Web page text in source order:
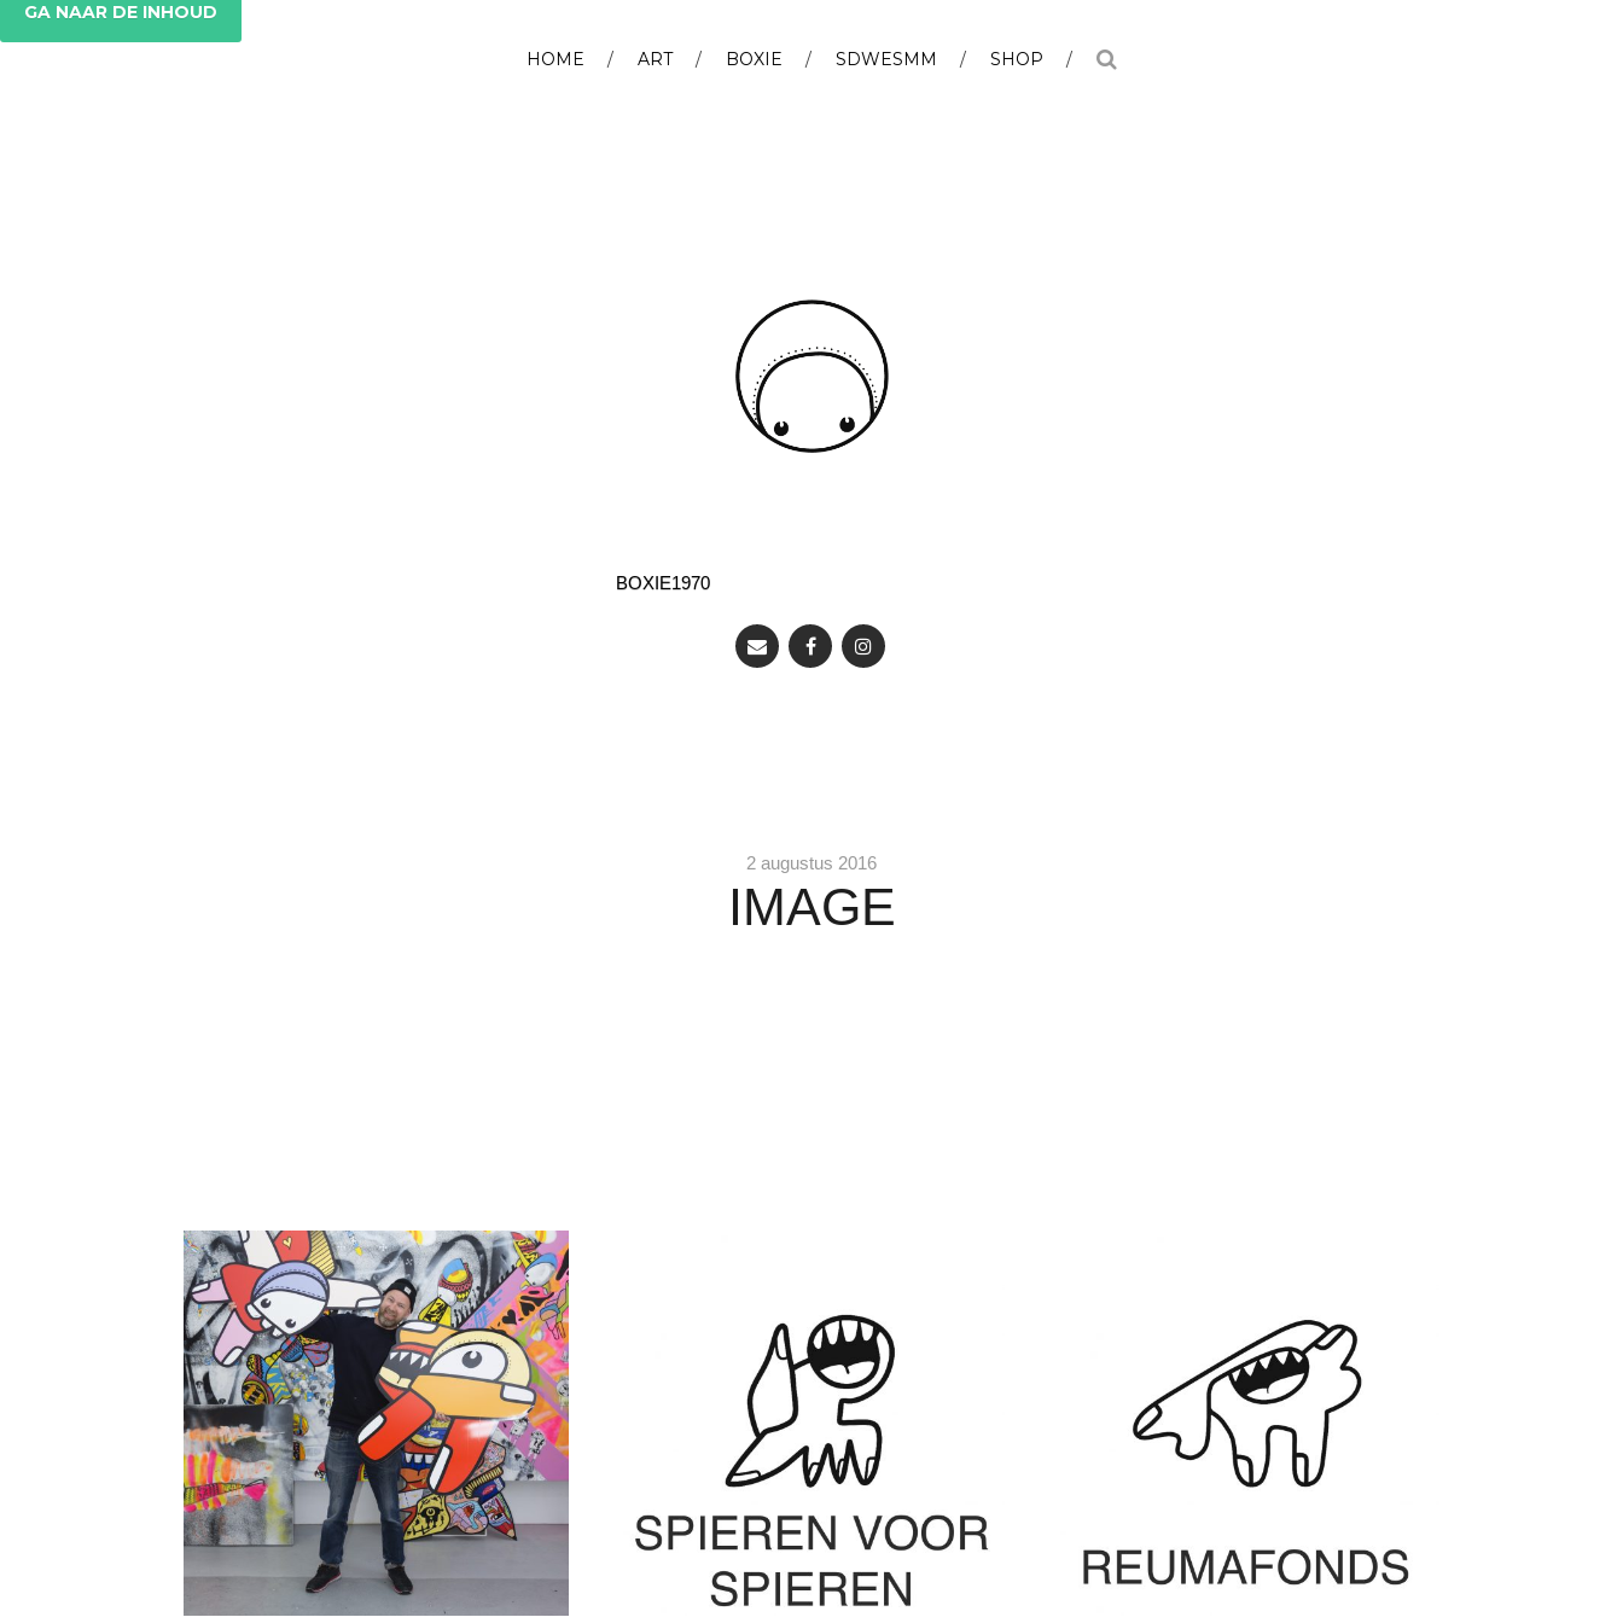
GA NAAR DE INHOUD
HOME ART BOXIE SDWESMM SHOP
BOXIE1970
2 augustus 2016
IMAGE